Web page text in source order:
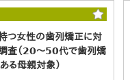
つ女性の歯列矯正に対
査（20～50代で歯列矯
る母親対象）